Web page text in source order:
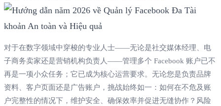
对于在数字领域中穿梭的专业人士——无论是社交媒体经理、电
子商务卖家还是营销机构负责人——管理多个 Facebook 账户已不
再是一项小众任务；它已成为核心运营要求。无论您是负责品牌
资料、客户页面还是广告账户，挑战始终如一：如何在不危及账
户完整性的情况下，维护安全、确保效率并促进无缝协作？风险